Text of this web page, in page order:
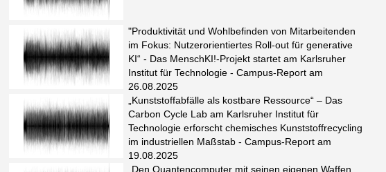
"Produktivität und Wohlbefinden von Mitarbeitenden
im Fokus: Nutzerorientiertes Roll-out für generative
KI“ - Das MenschKI!-Projekt startet am Karlsruher
Institut für Technologie - Campus-Report am
26.08.2025
„Kunststoffabfälle als kostbare Ressource“ – Das
Carbon Cycle Lab am Karlsruher Institut für
Technologie erforscht chemisches Kunststoffrecycling
im industriellen Maßstab - Campus-Report am
19.08.2025
„Den Quantencomputer mit seinen eigenen Waffen